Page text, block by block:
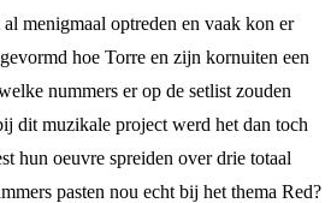
al menigmaal optreden en vaak kon er
hoe Torre en zijn kornuiten een
nummers er op de setlist zouden
dit muzikale project werd het dan toch
hun oeuvre spreiden over drie totaal
pasten nou echt bij het thema Red?